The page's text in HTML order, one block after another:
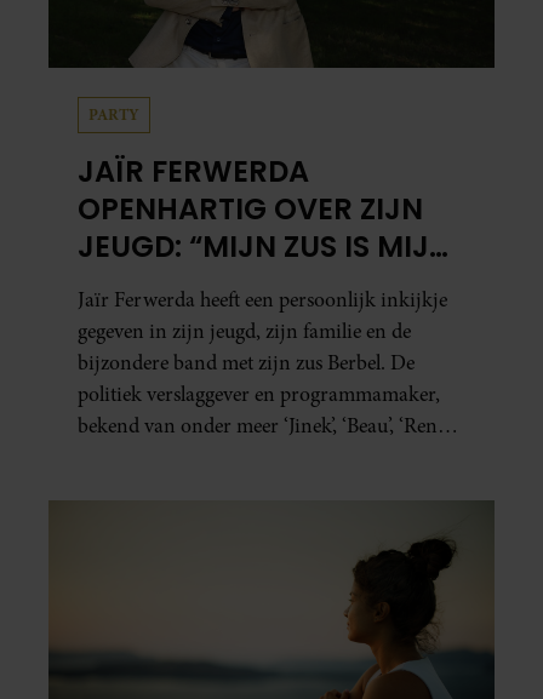
PARTY
JAÏR FERWERDA
OPENHARTIG OVER ZIJN
JEUGD: “MIJN ZUS IS MIJN
MORELE KOMPAS”
Jaïr Ferwerda heeft een persoonlijk inkijkje
gegeven in zijn jeugd, zijn familie en de
bijzondere band met zijn zus Berbel. De
politiek verslaggever en programmamaker,
bekend van onder meer ‘Jinek’, ‘Beau’, ‘Renze’,